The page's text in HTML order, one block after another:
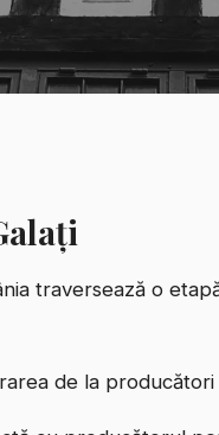
traversează o
de la